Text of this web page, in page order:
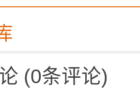
(0条评论)